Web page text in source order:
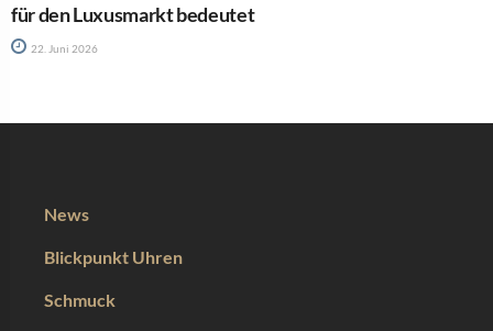
für den Luxusmarkt bedeutet
22. Juni 2026
News
Blickpunkt Uhren
Schmuck